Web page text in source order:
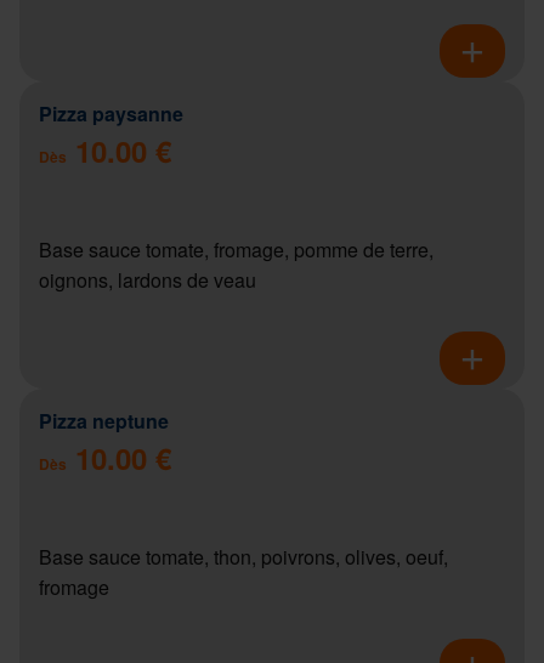
Pizza paysanne
Dès 10.00 €
Base sauce tomate, fromage, pomme de terre,
oignons, lardons de veau
Pizza neptune
Dès 10.00 €
Base sauce tomate, thon, poivrons, olives, oeuf,
fromage